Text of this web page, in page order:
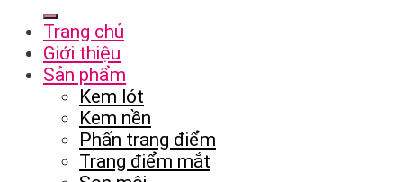
Trang chủ
Giới thiệu
Sản phẩm
Kem lót
Kem nền
Phấn trang điểm
Trang điểm mắt